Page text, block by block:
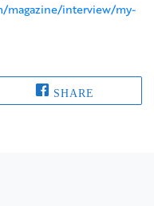
magazine/interview/my-
SHARE